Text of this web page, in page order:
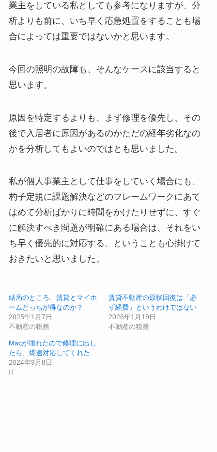
業主をしている私としても参考になりますが、分
析よりも前に、いち早く応急処置をすることも場
合によっては重要ではないかと思います。
今回の照明の故障も、そんなケースに該当すると
思います。
原因を特定するよりも、まず修理を優先し、その
後で入居者に原因があるのかただの経年劣化なの
かを分析してもよいのではとも思いました。
私が個人事業主として仕事をしていく場合にも、
杓子定規に課題解決などのフレームワークにあて
はめて分析ばかりに時間をかけたりせずに、すぐ
に解決すべき問題が明確にある場合は、それをい
ち早く優先的に対応する、ということも心掛けて
おきたいと思いました。
結局のところ、賃貸とマイホ
ームどっちが得なのか？
2025年1月7日
不動産の税務
賃貸不動産の原状回復は「必
ず経費」というわけではない
2026年1月19日
不動産の税務
Macが壊れたので修理に出し
たら、爆速対応してくれた
2024年9月8日
IT